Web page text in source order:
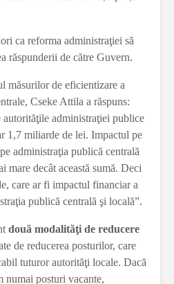
ca reforma administraţiei să
răspunderii de către Guvern.
măsurilor de eficientizare a
Cseke Attila a răspuns:
autorităţile administraţiei publice
1,7 miliarde de lei. Impactul pe
administraţia publică centrală
mare decât această sumă. Deci
care ar fi impactul financiar a
publică centrală şi locală”.
două modalităţi de reducere
de reducerea posturilor, care
tuturor autorităţi locale. Dacă
numai posturi vacante,